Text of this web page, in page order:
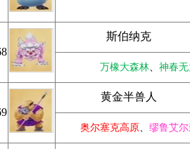
斯伯纳克
万橡大森林、 神春
黄金半兽人
奥尔塞克高原、 缪鲁艾